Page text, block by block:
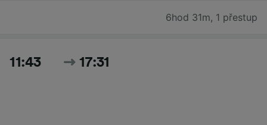
6hod 31m, 1 přestup
11:43 17:31